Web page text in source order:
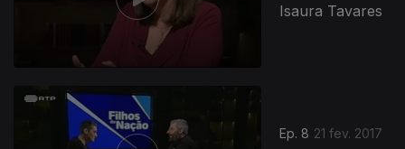
Isaura Tavares
Ep. 8 21 fev. 2017